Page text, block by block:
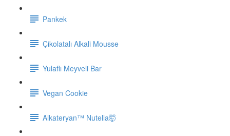
Pankek
Çikolatalı Alkali Mousse
Yulaflı Meyveli Bar
Vegan Cookie
Alkateryan™ Nutella🤯